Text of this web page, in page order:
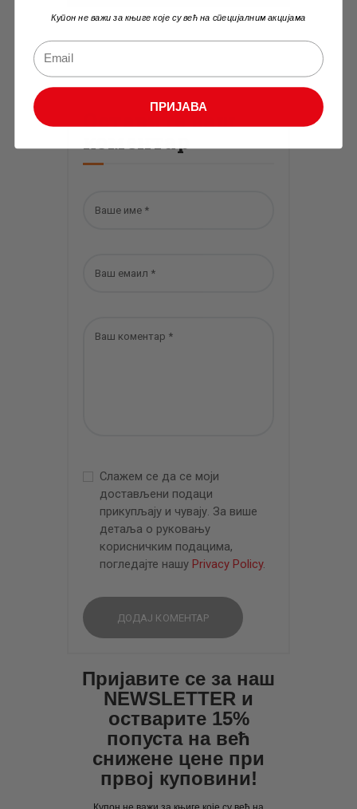
Оставите ваш
коментар
Слажем се да се моји
достављени подаци
прикупљају и чувају. За више
детаља о руковању
корисничким подацима,
погледајте нашу Privacy Policy.
Пријавите се за наш
NEWSLETTER и
остварите 15%
попуста на већ
снижене цене при
првој куповини!
Купон не важи за књиге које су већ на специјалним акцијама
ПРИЈАВА